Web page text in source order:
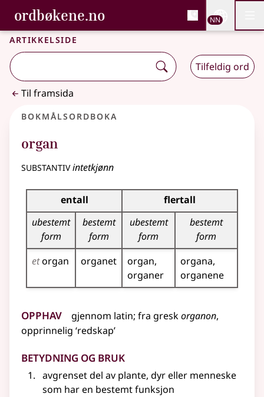
Gå til hovudinnhald
Tilgjenge
ordbøkene.no, Bokmålsordboka og
Bokmålsordboka og Nynorskordboka
NN
Artikkelside
Tilfeldig ord
Til framsida
Bokmålsordboka
organ
substantivintetkjønn
Bøyingstabell for dette substantivet
entall
flertall
ubestemt
form
bestemt
form
ubestemt
form
bestemt
form
etorgan organet
organ
organer
organa
organene
Opphav gjennom latin; fra greskorganon,
opprinnelig ‘redskap’
Betydning og bruk
avgrenset del av plante, dyreller menneske
som har en bestemt funksjon